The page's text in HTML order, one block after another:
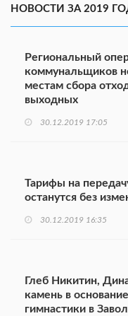
НОВОСТИ ЗА 2019
Региональный
коммунальщиков
местам сбора
выходных
30.12.2019 17:05
Тарифы на
останутся без
30.12.2019 16:35
Глеб Никитин,
камень в
гимнастики в